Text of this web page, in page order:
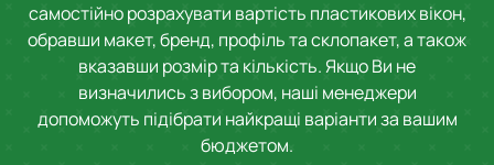
самостійно розрахувати вартість пластикових вікон,
обравши макет, бренд, профіль та склопакет, а також
вказавши розмір та кількість. Якщо Ви не
визначились з вибором, наші менеджери
допоможуть підібрати найкращі варіанти за вашим
бюджетом.